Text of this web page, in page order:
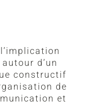
d’un
constructif
de
et